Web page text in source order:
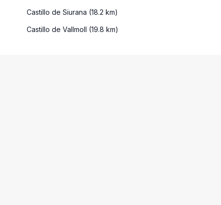
Castillo de Siurana (18.2 km)
Castillo de Vallmoll (19.8 km)